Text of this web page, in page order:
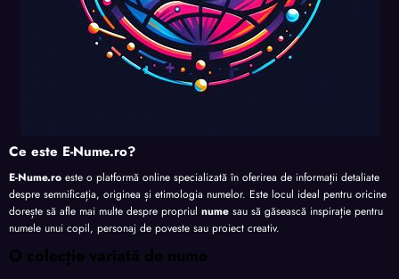
Ce este E-Nume.ro?
E-Nume.ro este o platformă online specializată în oferirea de informații detaliate
despre semnificația, originea și etimologia numelor. Este locul ideal pentru oricine
dorește să afle mai multe despre propriul nume sau să găsească inspirație pentru
numele unui copil, personaj de poveste sau proiect creativ.
O colecție variată de nume